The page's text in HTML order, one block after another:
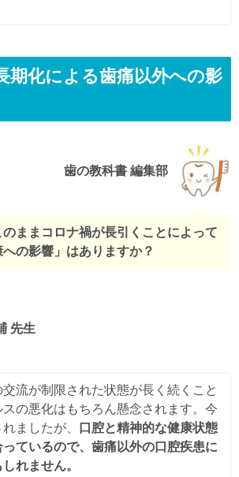
期化による歯痛以外への影
歯の教科書 編集部
ままコロナ禍が長引くことによって
の影響」はありますか？
先生
流が制限された状態が長く続くこと
の悪化はもちろん懸念されます。今
ましたが、
口腔と精神的な健康状態
ているので、歯痛以外の口腔疾患に
れません。